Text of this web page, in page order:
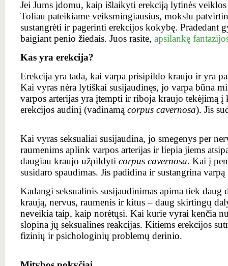
Jei Jums įdomu, kaip išlaikyti erekciją lytinės veiklos
Toliau pateikiame veiksmingiausius, mokslu
sustangrėti ir pagerinti erekcijos kokybę. Pradedant
baigiant penio žiedais. Juos rasite, apsilankę
Kas yra erekcija?
Erekcija yra tada, kai varpa prisipildo kraujo ir yra
Kai vyras nėra lytiškai susijaudinęs, jo varpa būna
varpos arterijas yra įtempti ir riboja kraujo tekėjimą į
erekcijos audinį (vadinamą corpus cavernosa). Jis
Kai vyras seksualiai susijaudina, jo smegenys per
raumenims aplink varpos arterijas ir liepia jiems
daugiau kraujo užpildyti corpus cavernosa. Kai į
susidaro spaudimas. Jis padidina ir sustangrina
Kadangi seksualinis susijaudinimas apima tiek daug
kraują, nervus, raumenis ir kitus – daug skirtingų
neveikia taip, kaip norėtųsi. Kai kurie vyrai kenčia
slopina jų seksualines reakcijas. Kitiems erekcijos
fizinių ir psichologinių problemų derinio.